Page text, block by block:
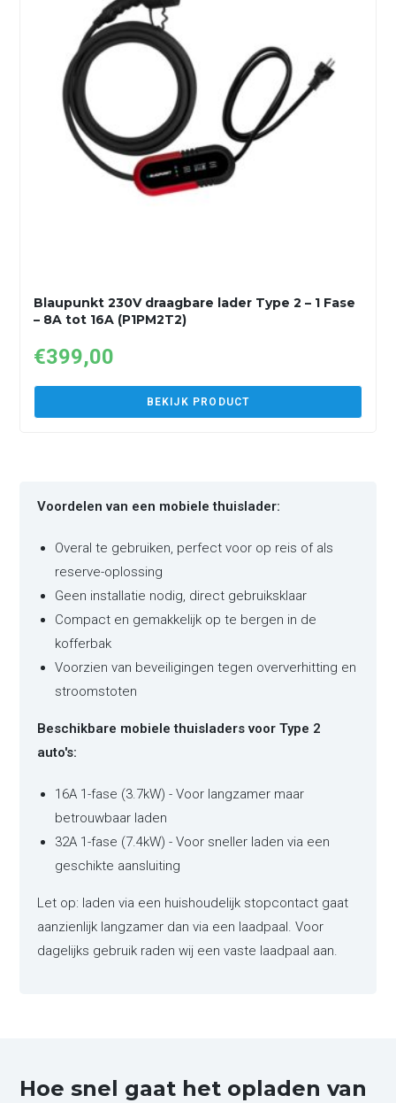
Blaupunkt 230V draagbare lader Type 2 – 1 Fase
– 8A tot 16A (P1PM2T2)
€399,00
BEKIJK PRODUCT
Voordelen van een mobiele thuislader:
Overal te gebruiken, perfect voor op reis of als
reserve-oplossing
Geen installatie nodig, direct gebruiksklaar
Compact en gemakkelijk op te bergen in de
kofferbak
Voorzien van beveiligingen tegen oververhitting en
stroomstoten
Beschikbare mobiele thuisladers voor Type 2
auto's:
16A 1-fase (3.7kW) - Voor langzamer maar
betrouwbaar laden
32A 1-fase (7.4kW) - Voor sneller laden via een
geschikte aansluiting
Let op: laden via een huishoudelijk stopcontact gaat
aanzienlijk langzamer dan via een laadpaal. Voor
dagelijks gebruik raden wij een vaste laadpaal aan.
Hoe snel gaat het opladen van